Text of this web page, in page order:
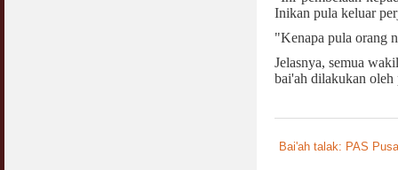
Inikan pula keluar
"Kenapa pula orang
Jelasnya, semua
bai'ah dilakukan oleh
Bai'ah talak: PAS